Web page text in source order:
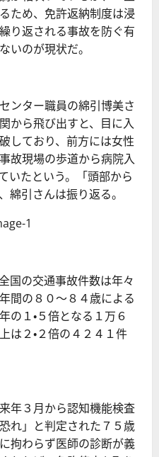
ため、免許返納制度は浸
り返される事故を防ぐ有
いのが現状だ。
ンター職員の綿引博美さ
から飛び出すと、目に入
しており、前方には女性
故現場の歩道から病院入
いたという。「頭部から
綿引さんは振り返る。
国の交通事故件数は年々
間の８０～８４歳による
の１・５倍となる１万６
は２・２倍の４２４１件
年３月から認知機能検査
れ」と判定された７５歳
拘わらず医師の診断が義